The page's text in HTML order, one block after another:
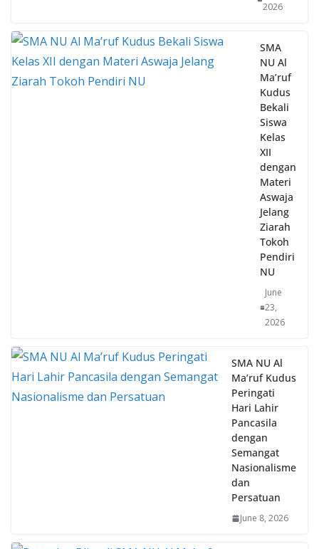
NU Al
Ma’ruf
Kudus
Bekali
Siswa
Kelas
XII
dengan
Materi
Aswaja
Jelang
Ziarah
Tokoh
Pendiri
NU
June
23,
2026
Ma’ruf Kudus
Peringati
Hari Lahir
Pancasila
dengan
Semangat
Nasionalisme
dan
Persatuan
June 8, 2026